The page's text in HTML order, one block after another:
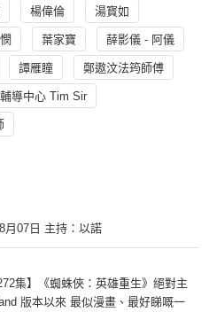
楊偉倫 湯寳如
葉家寶 薛影儀 - 阿儀
譚雁瞳 鄭遨汶法筠師傅
導中心 Tim Sir
月07日 主持：以諾
集】《蜘蛛俠：英雄重生》絕對主
版本以來 最似漫畫、最好睇嘅一